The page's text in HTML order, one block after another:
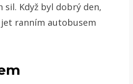
sil. Když byl dobrý den,
ranním autobusem